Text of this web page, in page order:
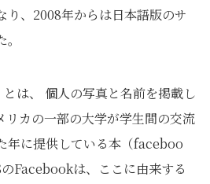
り、2008年からは日本語版のサ
は、 個人の写真と名前を掲載し
リカの一部の大学が学生間の交流
年に提供している本（faceboo
Facebookは、ここに由来する